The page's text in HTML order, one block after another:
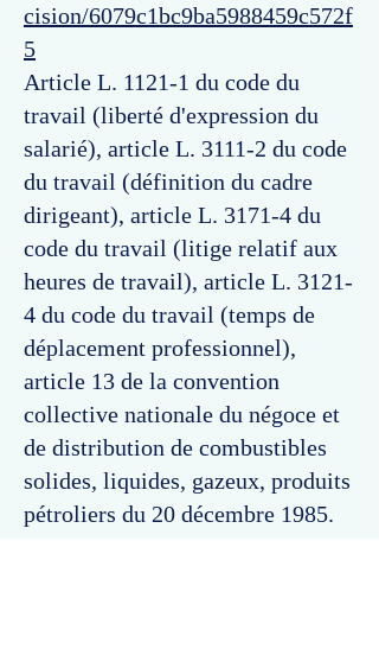
cision/6079c1bc9ba5988459c572f
5
Article L. 1121-1 du code du
travail (liberté d'expression du
salarié), article L. 3111-2 du code
du travail (définition du cadre
dirigeant), article L. 3171-4 du
code du travail (litige relatif aux
heures de travail), article L. 3121-
4 du code du travail (temps de
déplacement professionnel),
article 13 de la convention
collective nationale du négoce et
de distribution de combustibles
solides, liquides, gazeux, produits
pétroliers du 20 décembre 1985.